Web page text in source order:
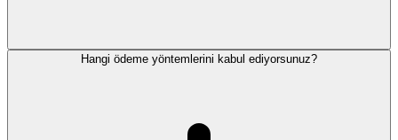
Hangi ödeme yöntemlerini kabul ediyorsunuz?